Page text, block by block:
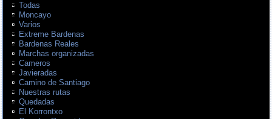
Todas
Moncayo
Varios
Extreme Bardenas
Bardenas Reales
Marchas organizadas
Cameros
Javieradas
Camino de Santiago
Nuestras rutas
Quedadas
El Korrontxo